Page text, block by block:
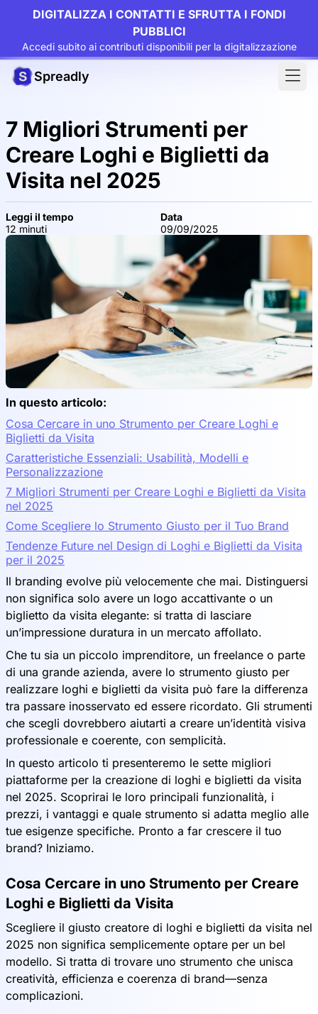
DIGITALIZZA I CONTATTI E SFRUTTA I FONDI
PUBBLICI
Accedi subito ai contributi disponibili per la digitalizzazione
Spreadly
7 Migliori Strumenti per
Creare Loghi e Biglietti da
Visita nel 2025
Leggi il tempo
12 minuti
Data
09/09/2025
In questo articolo:
Cosa Cercare in uno Strumento per Creare Loghi e
Biglietti da Visita
Caratteristiche Essenziali: Usabilità, Modelli e
Personalizzazione
7 Migliori Strumenti per Creare Loghi e Biglietti da Visita
nel 2025
Come Scegliere lo Strumento Giusto per il Tuo Brand
Tendenze Future nel Design di Loghi e Biglietti da Visita
per il 2025
Il branding evolve più velocemente che mai. Distinguersi
non significa solo avere un logo accattivante o un
biglietto da visita elegante: si tratta di lasciare
un’impressione duratura in un mercato affollato.
Che tu sia un piccolo imprenditore, un freelance o parte
di una grande azienda, avere lo strumento giusto per
realizzare loghi e biglietti da visita può fare la differenza
tra passare inosservato ed essere ricordato. Gli strumenti
che scegli dovrebbero aiutarti a creare un’identità visiva
professionale e coerente, con semplicità.
In questo articolo ti presenteremo le sette migliori
piattaforme per la creazione di loghi e biglietti da visita
nel 2025. Scoprirai le loro principali funzionalità, i
prezzi, i vantaggi e quale strumento si adatta meglio alle
tue esigenze specifiche. Pronto a far crescere il tuo
brand? Iniziamo.
Cosa Cercare in uno Strumento per Creare
Loghi e Biglietti da Visita
Scegliere il giusto creatore di loghi e biglietti da visita nel
2025 non significa semplicemente optare per un bel
modello. Si tratta di trovare uno strumento che unisca
creatività, efficienza e coerenza di brand—senza
complicazioni.